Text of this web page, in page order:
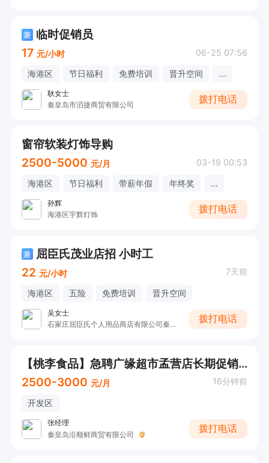
兼 临时促销员
17 元/小时 06-25 07:56
海港区 节日福利 免费培训 晋升空间 ...
耿女士
秦皇岛市滔捷商贸有限公司
拨打电话
窗帘软装灯饰导购
2500-5000 元/月 03-19 00:53
海港区 节日福利 带薪年假 年终奖 ...
孙辉
海港区宇辉灯饰
拨打电话
兼 屈臣氏茂业店招 小时工
22 元/小时 7天前
海港区 五险 免费培训 晋升空间
吴女士
石家庄屈臣氏个人用品商店有限公司秦皇岛文昌路分店
拨打电话
【桃李食品】急聘广缘超市孟营店长期促销员
2500-3000 元/月 16分钟前
开发区
张经理
秦皇岛沿顺鲜商贸有限公司
拨打电话